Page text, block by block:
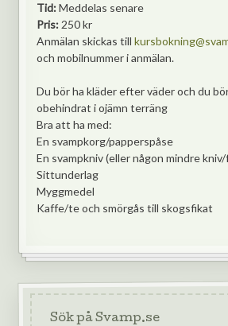
Tid:Meddelas senare
Pris: 250 kr
Anmälan skickas till
och mobilnummer i anmälan.
Du bör ha kläder efter väder och du
obehindrat i ojämn terräng
Bra att ha med:
En svampkorg/papperspåse
En svampkniv (eller någon mindre
Sittunderlag
Myggmedel
Kaffe/te och smörgås till skogsfikat
Sök på Svamp.se